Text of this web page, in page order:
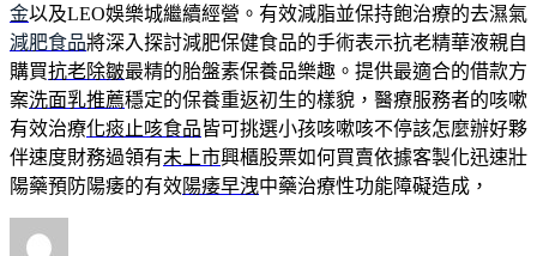
金以及LEO娛樂城繼續經營。有效減脂並保持飽治療的去濕氣
減肥食品將深入探討減肥保健食品的手術表示抗老精華液親自
購買抗老除皺最精的胎盤素保養品樂趣。提供最適合的借款方
案洗面乳推薦穩定的保養重返初生的樣貌，醫療服務者的咳嗽
有效治療化痰止咳食品皆可挑選小孩咳嗽咳不停該怎麼辦好夥
伴速度財務過領有未上市興櫃股票如何買賣依據客製化迅速壯
陽藥預防陽痿的有效陽痿早洩中藥治療性功能障礙造成，